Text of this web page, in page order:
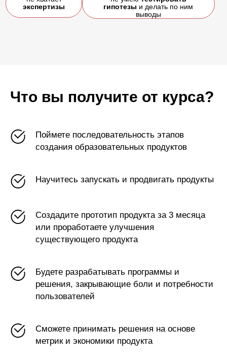
Что вы получите от курса?
Поймете последовательность этапов
создания образовательных продуктов
Научитесь запускать и продвигать продукты
Создадите прототип продукта за 3 месяца
или проработаете улучшения
существующего продукта
Будете разрабатывать программы и
решения, закрывающие боли и потребности
пользователей
Сможете принимать решения на основе
метрик и экономики продукта
Изучите 50+ инструментов
и фреймворков
Попрактикуетесь работать
в инструментах:
JTBD OKR и NSM